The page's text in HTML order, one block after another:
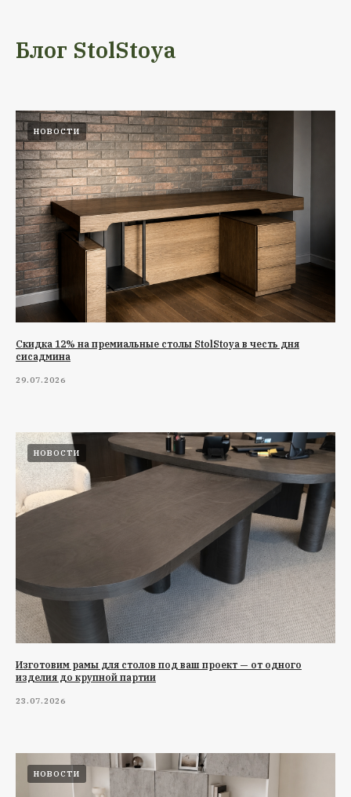
Блог StolStoya
НОВОСТИ
Cкидка 12% на премиальные столы StolStoya в честь дня
сисадмина
29.07.2026
НОВОСТИ
Изготовим рамы для столов под ваш проект — от одного
изделия до крупной партии
23.07.2026
НОВОСТИ